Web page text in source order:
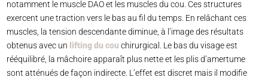
notamment le muscle DAO et les muscles du cou. Ces structures
exercent une traction vers le bas au fil du temps. En relâchant ces
muscles, la tension descendante diminue, à l’image des résultats
obtenus avec un lifting du cou chirurgical. Le bas du visage est
rééquilibré, la mâchoire apparaît plus nette et les plis d’amertume
sont atténués de façon indirecte. L’effet est discret mais il modifie